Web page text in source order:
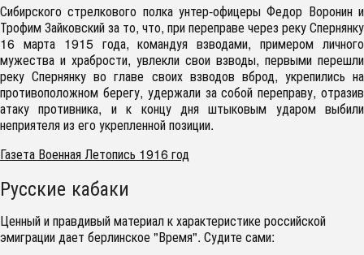
Сибирского стрелкового полка унтер-офицеры Федор Воронин и
Трофим Зайковский за то, что, при переправе через реку Спернянку
16 марта 1915 года, командуя взводами, примером личного
мужества и храбрости, увлекли свои взводы, первыми перешли
реку Спернянку во главе своих взводов вброд, укрепились на
противоположном берегу, удержали за собой переправу, отразив
атаку противника, и к концу дня штыковым ударом выбили
неприятеля из его укрепленной позиции.
Газета Военная Летопись 1916 год
Русские кабаки
Ценный и правдивый материал к характеристике российской
эмиграции дает берлинское "Время". Судите сами: